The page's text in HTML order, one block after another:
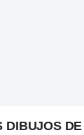
DIBUJOS